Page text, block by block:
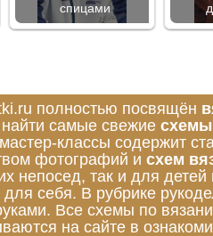
спицами
полностью посвящён
самые свежие схемы
классы содержит
фотографий и схем
непосед, так и для
для себя. В рубрике
Все схемы по
на сайте в